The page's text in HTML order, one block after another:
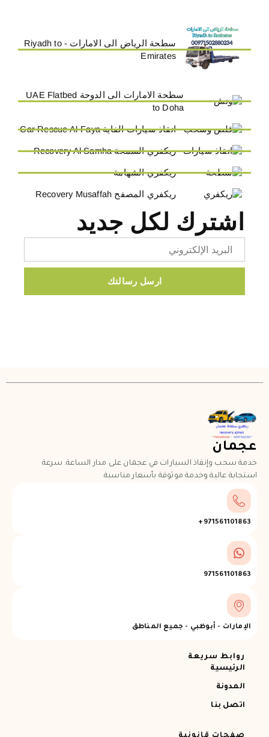
سطحة الرياض الى الامارات - Riyadh to
Emirates
سطحة الامارات الى الدوحة UAE Flatbed
to Doha
انقاذ سيارات الفاية Car Rescue Al-Faya
ريكفري السمحة Recovery Al Samha
ريكفري الشهامة
ريكفري المصفح Recovery Musaffah
اشترك لكل جديد
ارسل رسالتك
عجمان
خدمة سحب وإنقاذ السيارات في عجمان على مدار الساعة. سرعة
استجابة عالية وخدمة موثوقة بأسعار مناسبة.
971561101863+
971561101863
الإمارات - أبوظبي - جميع المناطق
روابط سريعة
الرئيسية
المدونة
اتصل بنا